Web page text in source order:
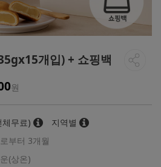
개입) + 쇼핑백
원
체무료)
지역별
부터 3개월
(상온)